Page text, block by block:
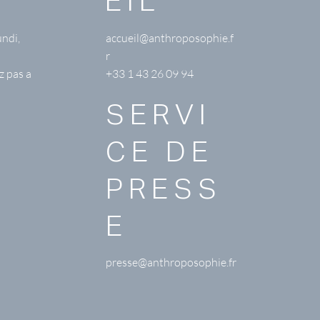
pas a
accueil@anthroposophie.f
r
+33 1 43 26 09 94
SERVI
CE DE
PRESS
E
presse@anthroposophie.fr